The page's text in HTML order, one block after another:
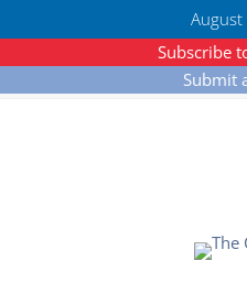
Subscribe
Submit